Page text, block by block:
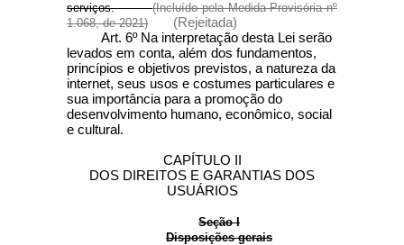
serviços.(Incluído pela Medida Provisória nº
1.068, de 2021)
(Rejeitada)
Art. 6º Na interpretação desta Lei serão
levados em conta, além dos fundamentos,
princípios e objetivos previstos, a natureza da
internet, seus usos e costumes particulares e
sua importância para a promoção do
desenvolvimento humano, econômico, social
e cultural.
CAPÍTULO II
DOS DIREITOS E GARANTIAS DOS
USUÁRIOS
Seção I
Disposições gerais